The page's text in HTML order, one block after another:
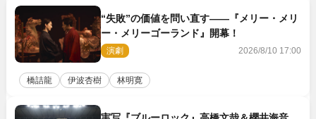
“失敗”の価値を問い直す――『メリー・メリ
ー・メリーゴーランド』開幕！
演劇 2026/8/10 17:00
橋詰龍 伊波杏樹 林明寛